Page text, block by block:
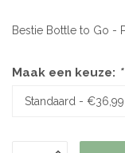
Bestie Bottle to Go -
Maak een keuze: *